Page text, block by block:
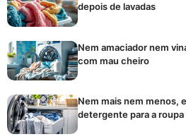
depois de lavadas
Nem amaciador nem
com mau cheiro
Nem mais nem menos,
detergente para a roupa